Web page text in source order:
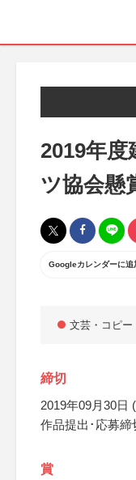
2019年
ツ協会懸
Googleカレンダーに追
文芸・コピー
締切
2019年09月30日
作品提出･応募締
賞